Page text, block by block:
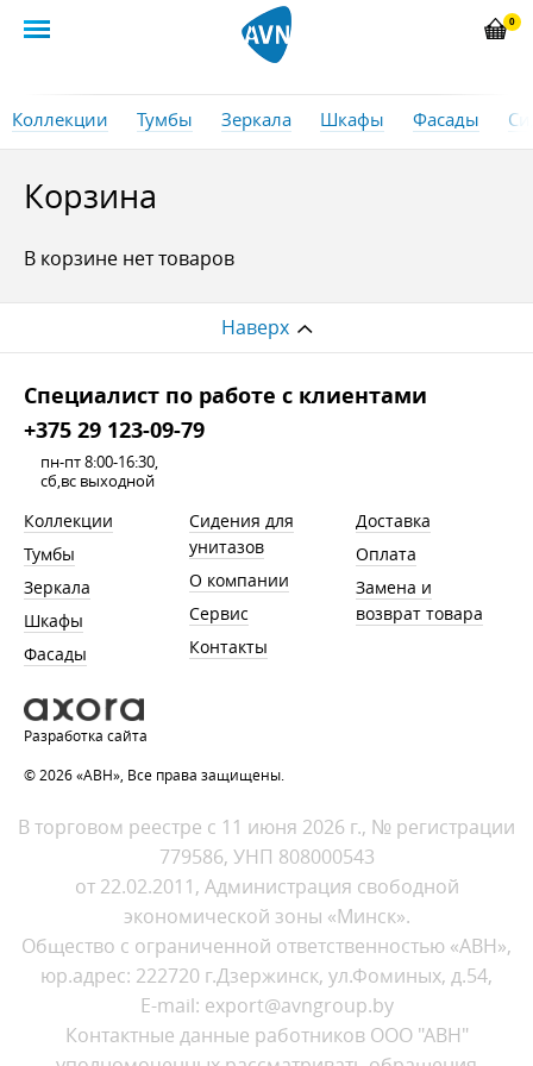
0
Коллекции Тумбы Зеркала Шкафы Фасады
Корзина
В корзине нет товаров
Наверх
Cпециалист по работе с клиентами
+375 29 123-09-79
пн-пт 8:00-16:30,
сб,вс выходной
Коллекции
Тумбы
Зеркала
Шкафы
Фасады
Сидения для
унитазов
О компании
Сервис
Контакты
Доставка
Оплата
Замена и
возврат товара
Разработка сайта
© 2026 «АВН», Все права защищены.
В торговом реестре с 11 июня 2026 г., № регистрации
779586, УНП 808000543
от 22.02.2011, Администрация свободной
экономической зоны «Минск».
Общество с ограниченной ответственностью «АВН»,
юр.адрес: 222720 г.Дзержинск, ул.Фоминых, д.54,
E-mail: export@avngroup.by
Контактные данные работников ООО "АВН"